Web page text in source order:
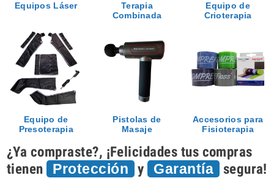
Equipos Láser
Terapia
Combinada
Equipo de
Crioterapia
Equipo de
Presoterapia
Pistolas de
Masaje
Accesorios para
Fisioterapia
¿Ya compraste?, ¡Felicidades tus compras
tienen Protección y Garantía segura!